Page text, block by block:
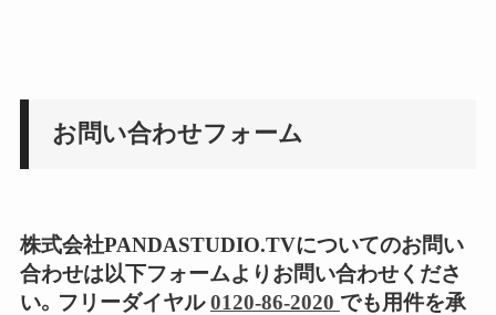
お問い合わせフォーム
株式会社PANDASTUDIO.TVについてのお問い
合わせは以下フォームよりお問い合わせくださ
い。フリーダイヤル0120-86-2020 でも用件を承